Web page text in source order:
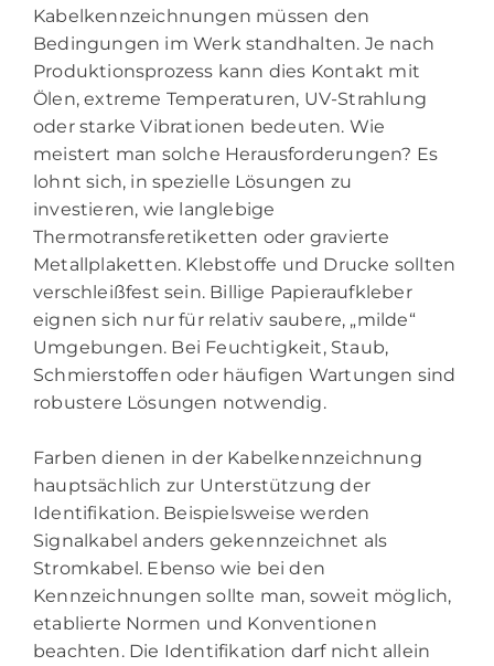
Kabelkennzeichnungen müssen den
Bedingungen im Werk standhalten. Je nach
Produktionsprozess kann dies Kontakt mit
Ölen, extreme Temperaturen, UV-Strahlung
oder starke Vibrationen bedeuten. Wie
meistert man solche Herausforderungen? Es
lohnt sich, in spezielle Lösungen zu
investieren, wie langlebige
Thermotransferetiketten oder gravierte
Metallplaketten. Klebstoffe und Drucke sollten
verschleißfest sein. Billige Papieraufkleber
eignen sich nur für relativ saubere, „milde“
Umgebungen. Bei Feuchtigkeit, Staub,
Schmierstoffen oder häufigen Wartungen sind
robustere Lösungen notwendig.
Farben dienen in der Kabelkennzeichnung
hauptsächlich zur Unterstützung der
Identifikation. Beispielsweise werden
Signalkabel anders gekennzeichnet als
Stromkabel. Ebenso wie bei den
Kennzeichnungen sollte man, soweit möglich,
etablierte Normen und Konventionen
beachten. Die Identifikation darf nicht allein